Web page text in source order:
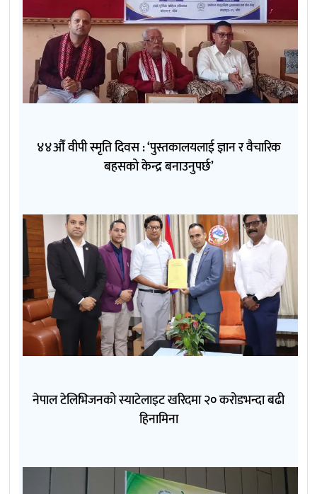
४४औँ वीपी स्मृति दिवस : ‘पुस्तकालयलाई ज्ञान र वैचारिक
बहसको केन्द्र बनाउनुपर्छ’
नेपाल टेलिभिजनको स्याटेलाइट खरिदमा २० करोडभन्दा बढी
हिनामिना